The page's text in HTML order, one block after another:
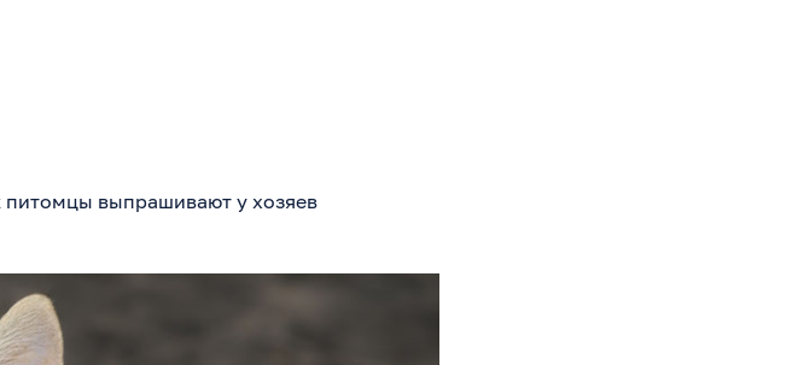
питомцы выпрашивают у хозяев